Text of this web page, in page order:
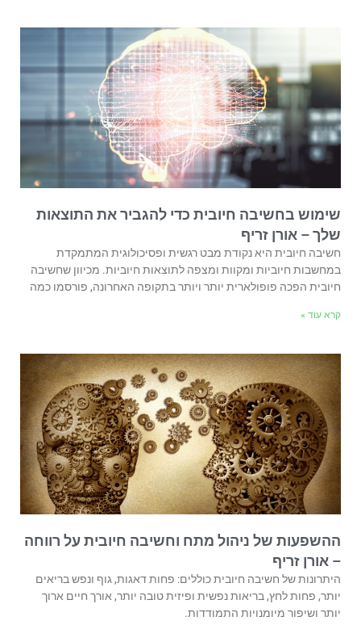
שימוש בחשיבה חיובית כדי להגביר את התוצאות
שלך – אורן זריף
חשיבה חיובית היא נקודת מבט רגשית ופסיכולוגית המתמקדת
במחשבות חיוביות ומקוות ומצפה לתוצאות חיוביות. מכיוון שחשיבה
חיובית הפכה פופולארית יותר ויותר בתקופה האחרונה, פורסמו כמה
קרא עוד »
ההשפעות של ניהול מתח וחשיבה חיובית על רווחה
– אורן זריף
היתרונות של חשיבה חיובית כוללים: פחות דאגות, גוף ונפש בריאים
יותר, פחות לחץ, בריאות נפשית ופיזית טובה יותר, אורך חיים ארוך
יותר ושיפור מיומנויות התמודדות.